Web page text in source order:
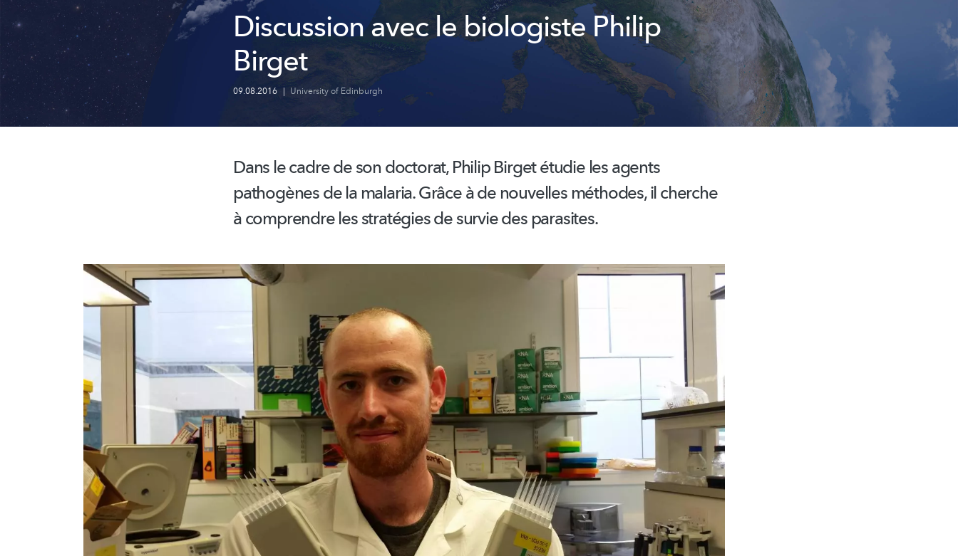
Discussion avec le biologiste Philip
Birget
09.08.2016 | University of Edinburgh
Dans le cadre de son doctorat, Philip Birget étudie les agents
pathogènes de la malaria. Grâce à de nouvelles méthodes, il cherche
à comprendre les stratégies de survie des parasites.